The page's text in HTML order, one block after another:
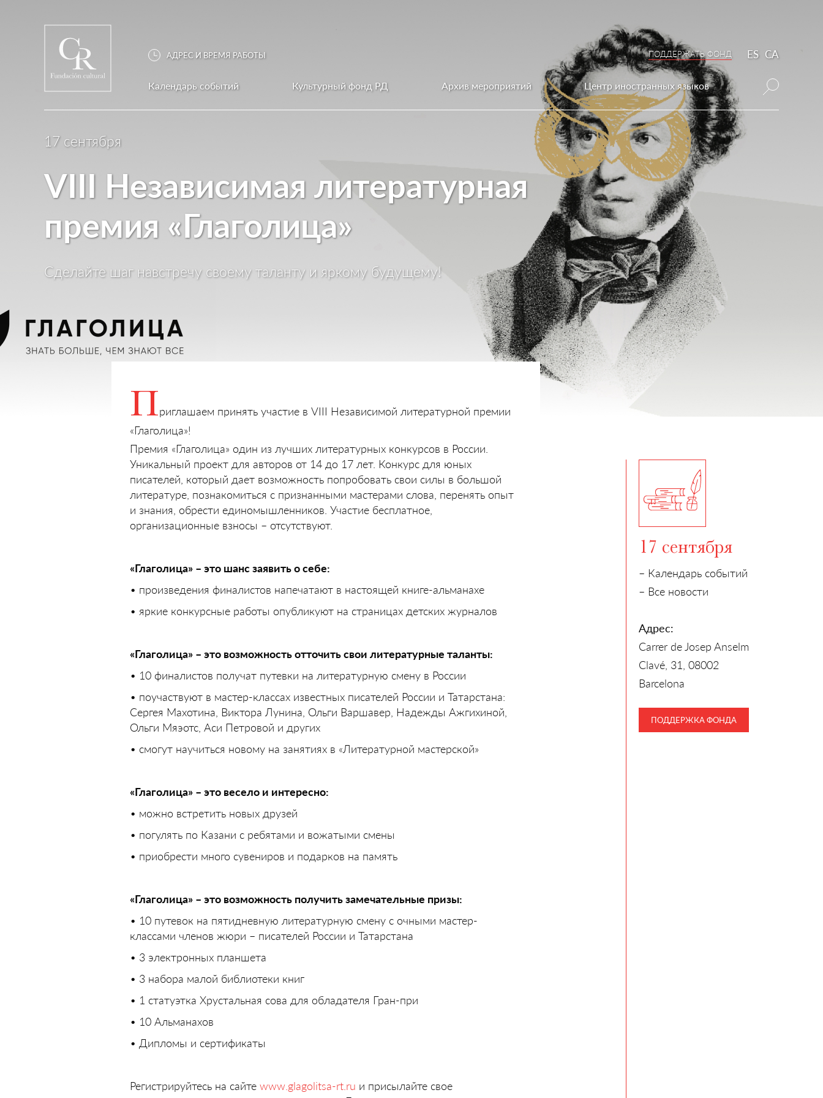
АДРЕС И ВРЕМЯ РАБОТЫ ПОДДЕРЖАТЬ ФОНД ES CA
Календарь событий Культурный фонд РД Архив мероприятий Центр иностранных языков
17 сентября
VIII Независимая литературная
премия «Глаголица»
Сделайте шаг навстречу своему таланту и яркому будущему!
Приглашаем принять участие в VIII Независимой литературной премии
«Глаголица»!
Премия «Глаголица» один из лучших литературных конкурсов в России.
Уникальный проект для авторов от 14 до 17 лет. Конкурс для юных
писателей, который дает возможность попробовать свои силы в большой
литературе, познакомиться с признанными мастерами слова, перенять опыт
и знания, обрести единомышленников. Участие бесплатное,
организационные взносы – отсутствуют.
«Глаголица» – это шанс заявить о себе:
• произведения финалистов напечатают в настоящей книге-альманахе
• яркие конкурсные работы опубликуют на страницах детских журналов
«Глаголица» – это возможность отточить свои литературные таланты:
• 10 финалистов получат путевки на литературную смену в России
• поучаствуют в мастер-классах известных писателей России и Татарстана:
Сергея Махотина, Виктора Лунина, Ольги Варшавер, Надежды Ажгихиной,
Ольги Мяэотс, Аси Петровой и других
• смогут научиться новому на занятиях в «Литературной мастерской»
«Глаголица» – это весело и интересно:
• можно встретить новых друзей
• погулять по Казани с ребятами и вожатыми смены
• приобрести много сувениров и подарков на память
«Глаголица» – это возможность получить замечательные призы:
• 10 путевок на пятидневную литературную смену с очными мастер-
классами членов жюри – писателей России и Татарстана
• 3 электронных планшета
• 3 набора малой библиотеки книг
• 1 статуэтка Хрустальная сова для обладателя Гран-при
• 10 Альманахов
• Дипломы и сертификаты
Регистрируйтесь на сайте www.glagolitsa-rt.ru и присылайте свое
17 сентября
– Календарь событий
– Все новости
Адрес:
Carrer de Josep Anselm
Clavé, 31, 08002
Barcelona
ПОДДЕРЖКА ФОНДА